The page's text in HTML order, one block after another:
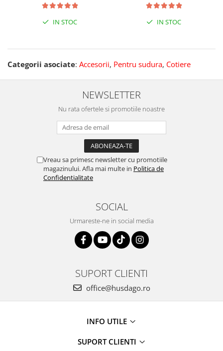
IN STOC IN STOC
Categorii asociate: Accesorii, Pentru sudura, Cotiere
NEWSLETTER
Nu rata ofertele si promotiile noastre
Vreau sa primesc newsletter cu promotiile
magazinului. Afla mai multe in Politica de
Confidentialitate
SOCIAL
Urmareste-ne in social media
SUPORT CLIENTI
office@husdago.ro
INFO UTILE
SUPORT CLIENTI